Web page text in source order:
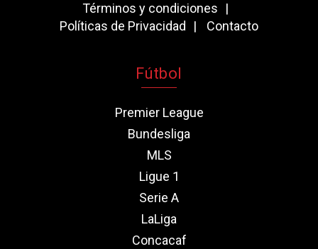
Términos y condiciones
Políticas de Privacidad
Contacto
Fútbol
Premier League
Bundesliga
MLS
Ligue 1
Serie A
LaLiga
Concacaf